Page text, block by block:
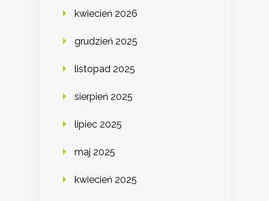
kwiecień 2026
grudzień 2025
listopad 2025
sierpień 2025
lipiec 2025
maj 2025
kwiecień 2025